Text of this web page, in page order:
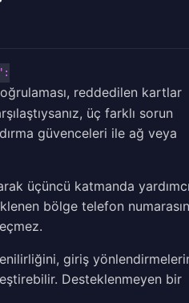
reddedilen kartlar
üç farklı sorun
güvenceleri ile ağ veya
üçüncü katmanda yardımcı
bölge telefon
giriş
Desteklenmeyen bir